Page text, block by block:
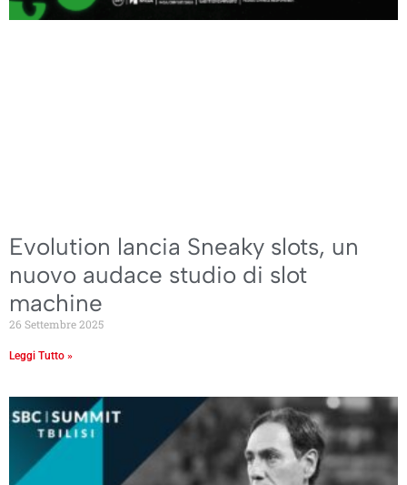
Evolution lancia Sneaky slots, un
nuovo audace studio di slot
machine
26 Settembre 2025
Leggi Tutto »